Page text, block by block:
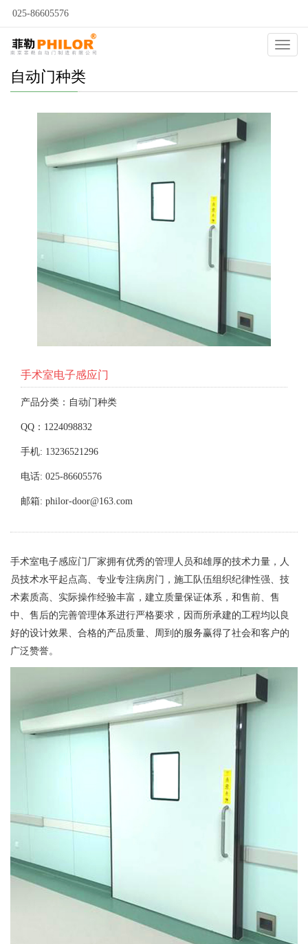
025-86605576
自动门种类
手术室电子感应门
产品分类：自动门种类
QQ：1224098832
手机: 13236521296
电话: 025-86605576
邮箱: philor-door@163.com
手术室电子感应门厂家拥有优秀的管理人员和雄厚的技术力量，人
员技术水平起点高、专业专注病房门，施工队伍组织纪律性强、技
术素质高、实际操作经验丰富，建立质量保证体系，和售前、售
中、售后的完善管理体系进行严格要求，因而所承建的工程均以良
好的设计效果、合格的产品质量、周到的服务赢得了社会和客户的
广泛赞誉。